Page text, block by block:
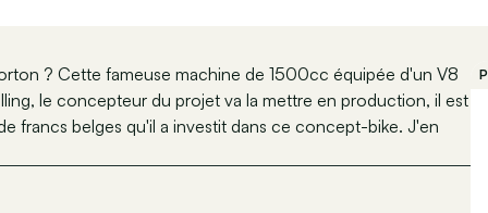
? Cette fameuse machine de 1500cc équipée d'un V8
le concepteur du projet va la mettre en production, il est
francs belges qu'il a investit dans ce concept-bike. J'en